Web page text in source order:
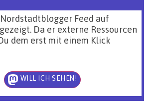
Feed auf
Da er externe Ressourcen
dem erst mit einem Klick
WILL ICH SEHEN!